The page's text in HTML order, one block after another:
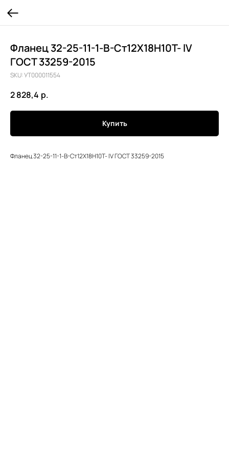
Фланец 32-25-11-1-В-Ст12Х18Н10Т- lV
ГОСТ 33259-2015
SKU:УТ000011554
2 828,4 р.
Купить
Фланец 32-25-11-1-В-Ст12Х18Н10Т- lV ГОСТ 33259-2015